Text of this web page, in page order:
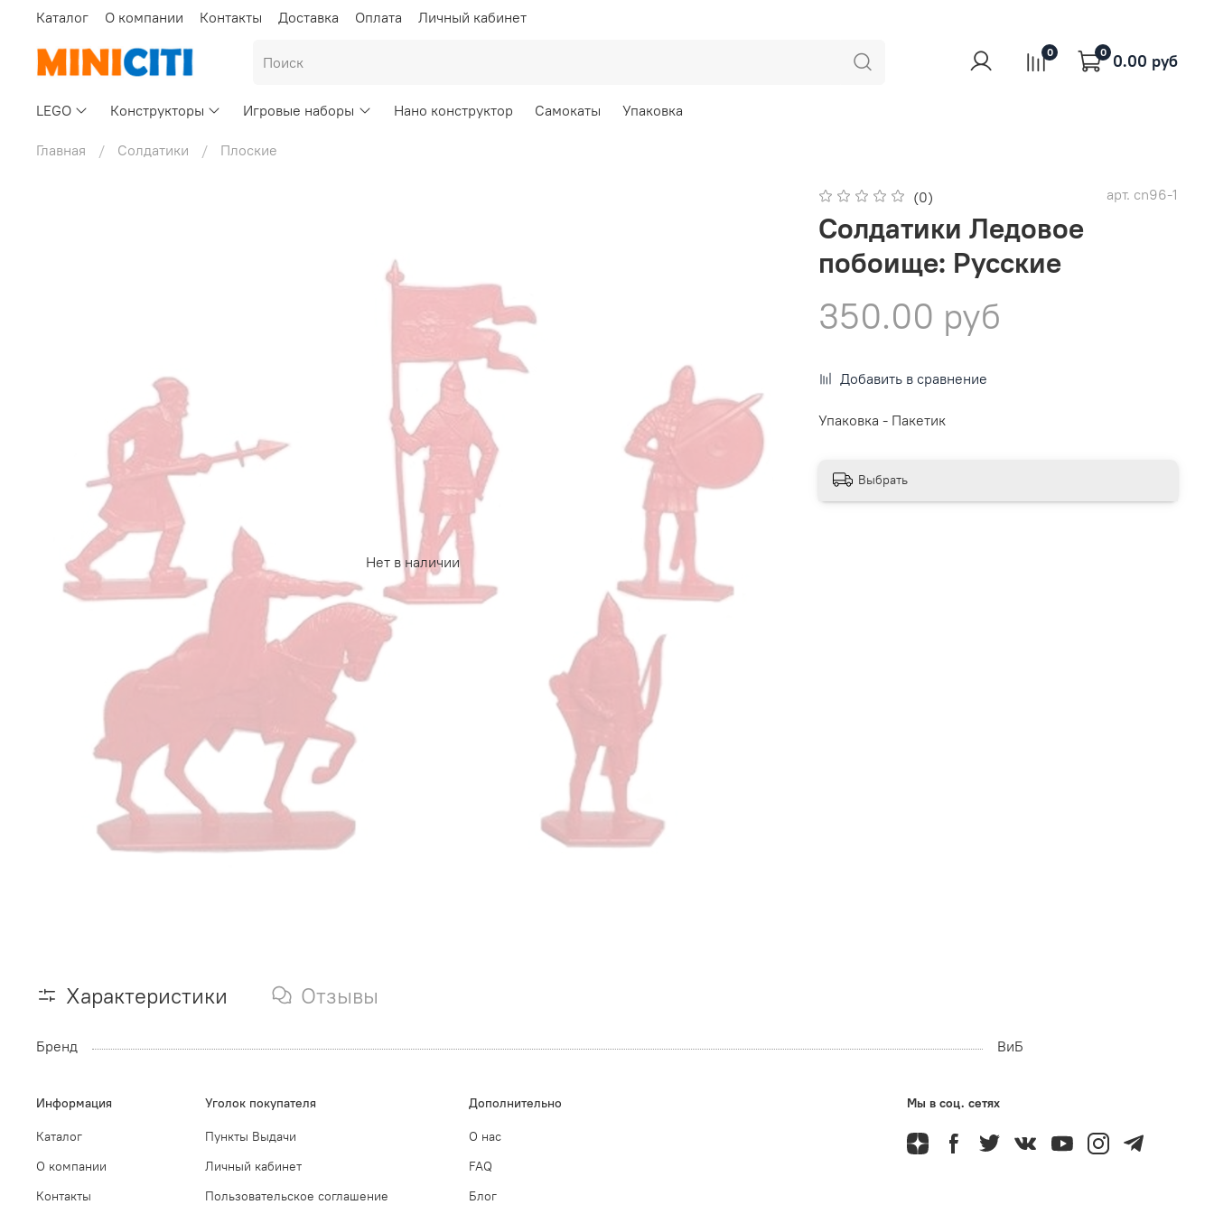
Каталог О компании Контакты Доставка Оплата Личный кабинет
0 0 0.00 руб
LEGO Конструкторы Игровые наборы Нано конструктор Самокаты Упаковка
Главная Солдатики Плоские
Нет в наличии
(0) арт. cn96-1
Солдатики Ледовое
побоище: Русские
350.00 руб
Добавить в сравнение
Упаковка - Пакетик
Выбрать
Характеристики Отзывы
Бренд ВиБ
Информация
Каталог
О компании
Контакты
Уголок покупателя
Пункты Выдачи
Личный кабинет
Пользовательское соглашение
Дополнительно
О нас
FAQ
Блог
Мы в соц. сетях